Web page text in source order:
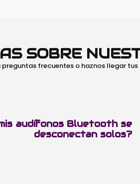
SOBRE
preguntas frecuentes o haznos llegar
audífonos Bluetooth se
desconectan solos?